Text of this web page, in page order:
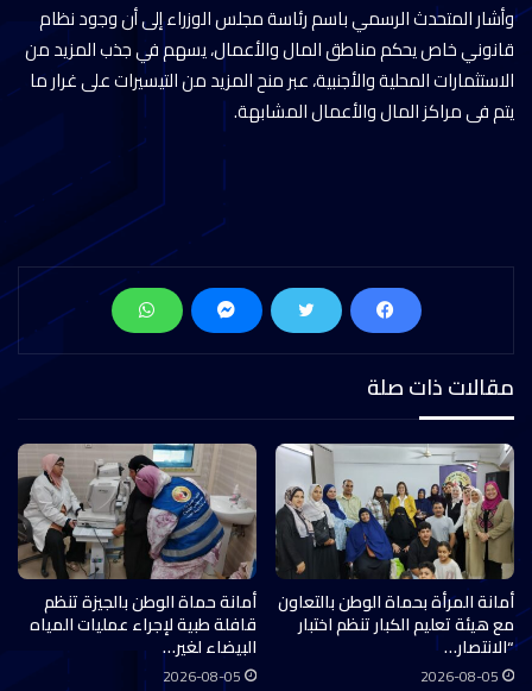
وأشار المتحدث الرسمي باسم رئاسة مجلس الوزراء إلى أن وجود نظام
قانوني خاص يحكم مناطق المال والأعمال، يسهم في جذب المزيد من
الاستثمارات المحلية والأجنبية، عبر منح المزيد من التيسيرات على غرار ما
يتم فى مراكز المال والأعمال المشابهة.
مقالات ذات صلة
أمانة المرأة بحماة الوطن بالتعاون
مع هيئة تعليم الكبار تنظم اختبار
“الانتصار…
2026-08-05
أمانة حماة الوطن بالجيزة تنظم
قافلة طبية لإجراء عمليات المياه
البيضاء لغير…
2026-08-05